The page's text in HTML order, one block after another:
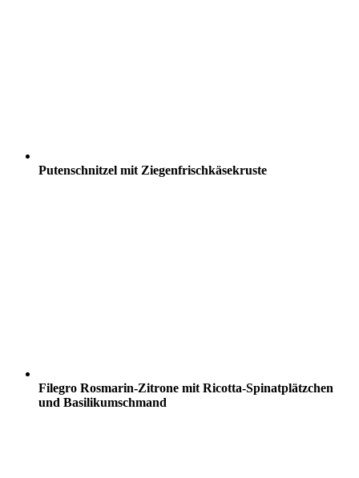
Putenschnitzel mit Ziegenfrischkäsekruste
Filegro Rosmarin-Zitrone mit Ricotta-Spinatplätzchen
und Basilikumschmand